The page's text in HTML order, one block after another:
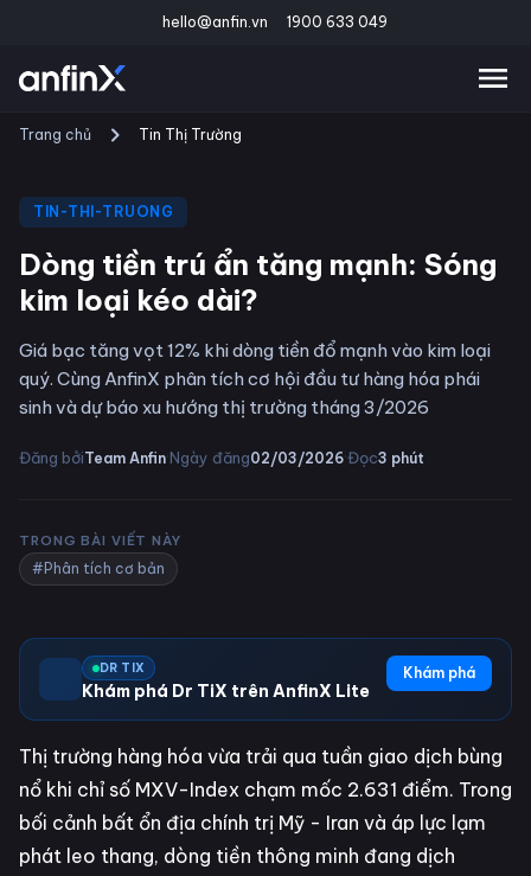
hello@anfin.vn 1900 633 049
Trang chủ Tin Thị Trường
TIN-THI-TRUONG
Dòng tiền trú ẩn tăng mạnh: Sóng
kim loại kéo dài?
Giá bạc tăng vọt 12% khi dòng tiền đổ mạnh vào kim loại
quý. Cùng AnfinX phân tích cơ hội đầu tư hàng hóa phái
sinh và dự báo xu hướng thị trường tháng 3/2026
Đăng bởiTeam Anfin·Ngày đăng02/03/2026·Đọc3 phút
TRONG BÀI VIẾT NÀY
#Phân tích cơ bản
DR TIX
Khám phá Dr TiX trên AnfinX Lite
Khám phá
Thị trường hàng hóa vừa trải qua tuần giao dịch bùng
nổ khi chỉ số MXV-Index chạm mốc 2.631 điểm. Trong
bối cảnh bất ổn địa chính trị Mỹ - Iran và áp lực lạm
phát leo thang, dòng tiền thông minh đang dịch